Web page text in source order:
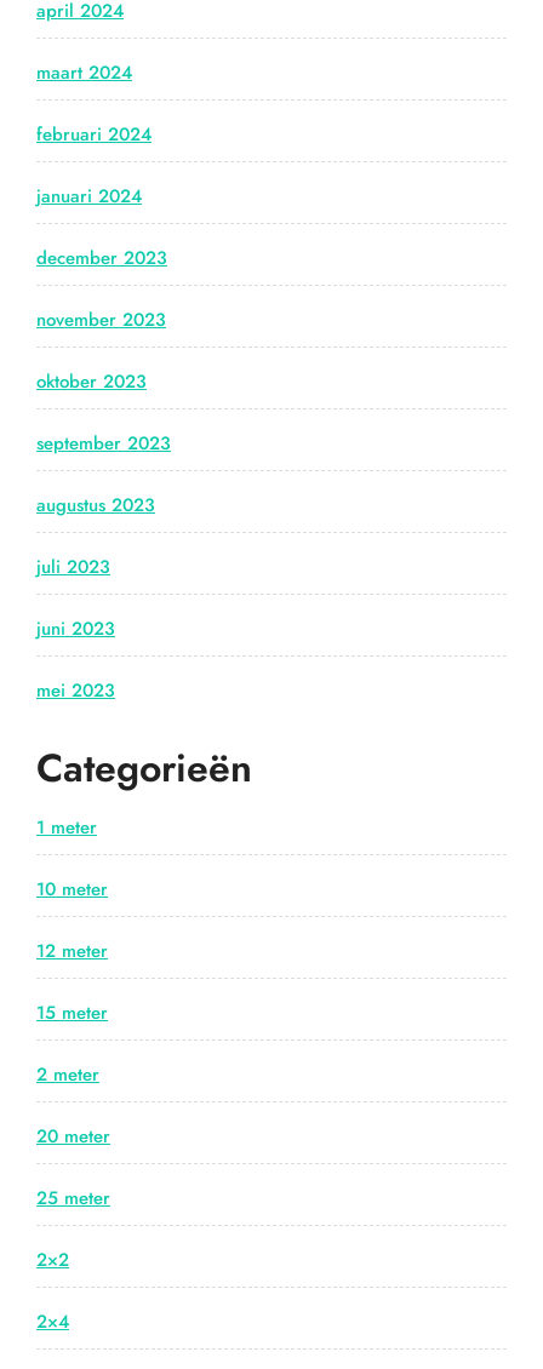
april 2024
maart 2024
februari 2024
januari 2024
december 2023
november 2023
oktober 2023
september 2023
augustus 2023
juli 2023
juni 2023
mei 2023
Categorieën
1 meter
10 meter
12 meter
15 meter
2 meter
20 meter
25 meter
2×2
2×4